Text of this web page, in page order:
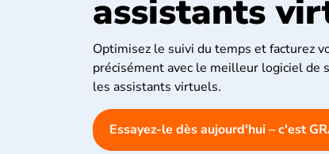
assistants
Optimisez le suivi du temps et facturez
précisément avec le meilleur logiciel de
les assistants virtuels.
Essayez-le dès aujourd'hui – c'est